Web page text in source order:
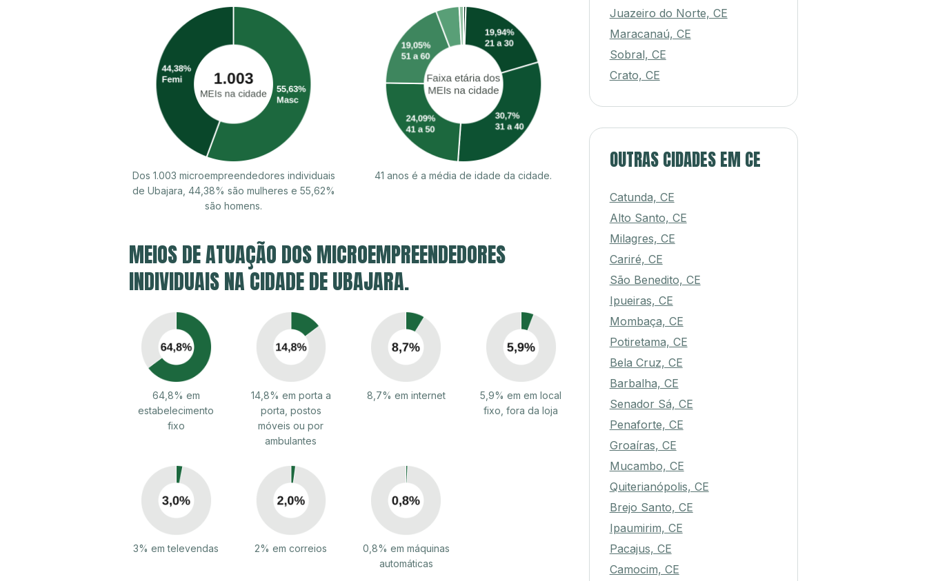
Dos 1.003 microempreendedores individuais
de Ubajara, 44,38% são mulheres e 55,62%
são homens.
41 anos é a média de idade da cidade.
MEIOS DE ATUAÇÃO DOS MICROEMPREENDEDORES
INDIVIDUAIS NA CIDADE DE UBAJARA.
64,8% em
estabelecimento
fixo
14,8% em porta a
porta, postos
móveis ou por
ambulantes
8,7% em internet
5,9% em em local
fixo, fora da loja
3% em televendas 2% em correios
0,8% em máquinas
automáticas
Juazeiro do Norte, CE
Maracanaú, CE
Sobral, CE
Crato, CE
OUTRAS CIDADES EM CE
Catunda, CE
Alto Santo, CE
Milagres, CE
Cariré, CE
São Benedito, CE
Ipueiras, CE
Mombaça, CE
Potiretama, CE
Bela Cruz, CE
Barbalha, CE
Senador Sá, CE
Penaforte, CE
Groaíras, CE
Mucambo, CE
Quiterianópolis, CE
Brejo Santo, CE
Ipaumirim, CE
Pacajus, CE
Camocim, CE